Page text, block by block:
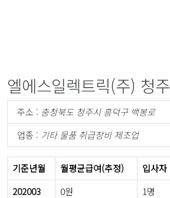
엘에스일렉트릭(주) 청주
주소 : 충청북도 청주시 흥덕구 백봉로
업종 : 기타 물품 취급장비 제조업
기준년월 월평균급여(추정) 입사자
202003
0원 1명